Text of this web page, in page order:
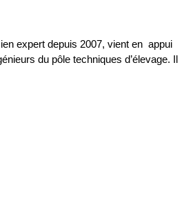
expert depuis 2007, vient en appui
du pôle techniques d’élevage. Il